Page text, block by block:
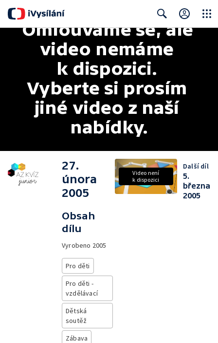
Search
Omlouváme se, ale
video nemáme
k dispozici.
Vyberte si prosím
jiné video z naší
nabídky.
27.
února
2005
Obsah
dílu
Vyrobeno 2005
Pro děti
Pro děti -
vzdělávací
Dětská
soutěž
Zábava
Video není
k dispozici
Další díl
5.
března
2005